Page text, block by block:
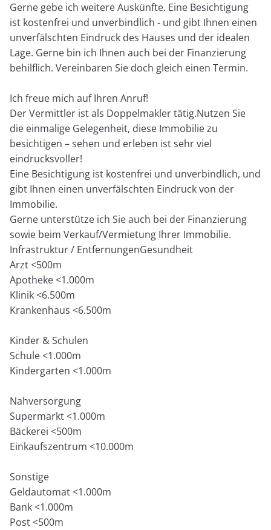
Gerne gebe ich weitere Auskünfte. Eine Besichtigung
ist kostenfrei und unverbindlich - und gibt Ihnen einen
unverfälschten Eindruck des Hauses und der idealen
Lage. Gerne bin ich Ihnen auch bei der Finanzierung
behilflich. Vereinbaren Sie doch gleich einen Termin.
Ich freue mich auf Ihren Anruf!
Der Vermittler ist als Doppelmakler tätig.Nutzen Sie
die einmalige Gelegenheit, diese Immobilie zu
besichtigen – sehen und erleben ist sehr viel
eindrucksvoller!
Eine Besichtigung ist kostenfrei und unverbindlich, und
gibt Ihnen einen unverfälschten Eindruck von der
Immobilie.
Gerne unterstütze ich Sie auch bei der Finanzierung
sowie beim Verkauf/Vermietung Ihrer Immobilie.
Infrastruktur / EntfernungenGesundheit
Arzt <500m
Apotheke <1.000m
Klinik <6.500m
Krankenhaus <6.500m
Kinder & Schulen
Schule <1.000m
Kindergarten <1.000m
Nahversorgung
Supermarkt <1.000m
Bäckerei <500m
Einkaufszentrum <10.000m
Sonstige
Geldautomat <1.000m
Bank <1.000m
Post <500m